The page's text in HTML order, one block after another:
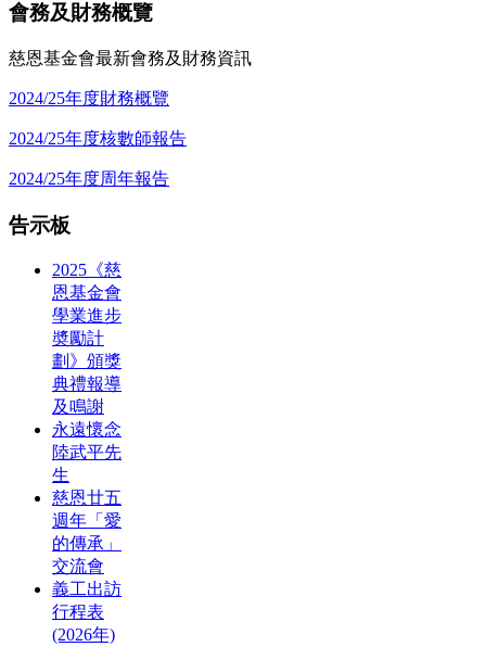
會務及財務概覽
慈恩基金會最新會務及財務資訊
2024/25年度財務概覽
2024/25年度核數師報告
2024/25年度周年報告
告示板
2025《慈
恩基金會
學業進步
奬勵計
劃》頒獎
典禮報導
及鳴謝
永遠懷念
陸武平先
生
慈恩廿五
週年「愛
的傳承」
交流會
義工出訪
行程表
(2026年)